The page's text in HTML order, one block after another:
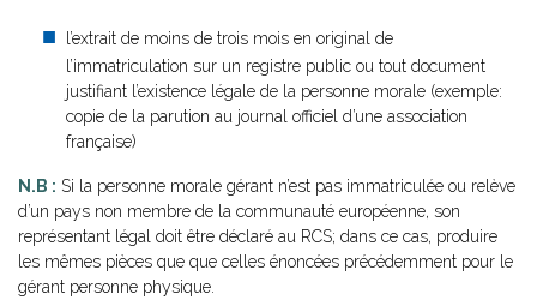
l’extrait de moins de trois mois en original de
l’immatriculation sur un registre public ou tout document
justifiant l’existence légale de la personne morale (exemple:
copie de la parution au journal officiel d’une association
française)
N.B : Si la personne morale gérant n’est pas immatriculée ou relève
d’un pays non membre de la communauté européenne, son
représentant légal doit être déclaré au RCS; dans ce cas, produire
les mêmes pièces que que celles énoncées précédemment pour le
gérant personne physique.